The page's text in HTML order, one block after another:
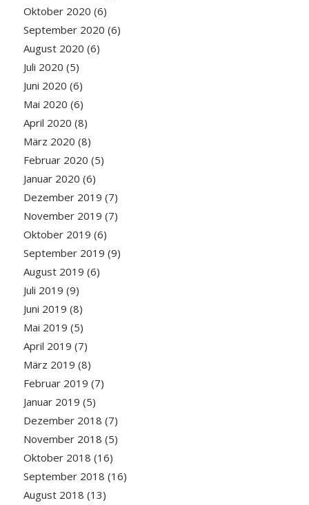
Oktober 2020 (6)
September 2020 (6)
August 2020 (6)
Juli 2020 (5)
Juni 2020 (6)
Mai 2020 (6)
April 2020 (8)
März 2020 (8)
Februar 2020 (5)
Januar 2020 (6)
Dezember 2019 (7)
November 2019 (7)
Oktober 2019 (6)
September 2019 (9)
August 2019 (6)
Juli 2019 (9)
Juni 2019 (8)
Mai 2019 (5)
April 2019 (7)
März 2019 (8)
Februar 2019 (7)
Januar 2019 (5)
Dezember 2018 (7)
November 2018 (5)
Oktober 2018 (16)
September 2018 (16)
August 2018 (13)